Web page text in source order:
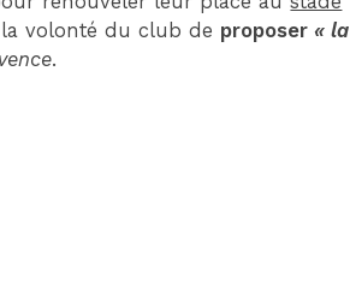
la volonté du club de proposer« la
.